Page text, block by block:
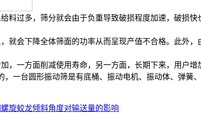
料过多，筛分就会由于负重导致破损程度加速，破损
就会下降全体筛面的功率从而呈现产值不合格。此外
，一方面削减使用寿命，另一方面，长期下来，用户增
一台圆形振动筛是有底桶、振动电机、振动体、弹簧
旋蛟龙倾斜角度对输送量的影响